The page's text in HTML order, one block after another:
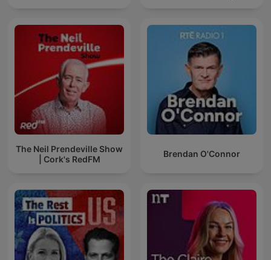
The Neil Prendeville Show
| Cork's RedFM
Brendan O'Connor